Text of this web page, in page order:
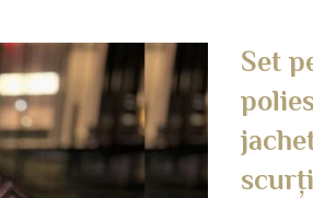
Set